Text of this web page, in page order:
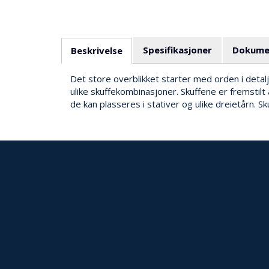
Beskrivelse Spesifikasjoner
Det store overblikket starter med orden i
ulike skuffekombinasjoner. Skuffene er
de kan plasseres i stativer og ulike dreietårn.